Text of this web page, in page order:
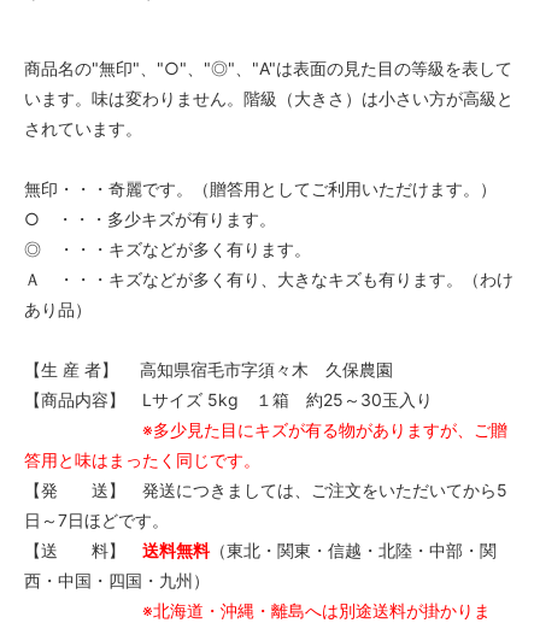
商品名の"無印"、"○"、"◎"、"A"は表面の見た目の等級を表して
います。味は変わりません。階級（大きさ）は小さい方が高級と
されています。
無印・・・奇麗です。（贈答用としてご利用いただけます。）
○ ・・・多少キズが有ります。
◎ ・・・キズなどが多く有ります。
Ａ ・・・キズなどが多く有り、大きなキズも有ります。（わけ
あり品）
【生 産 者】 高知県宿毛市字須々木 久保農園
【商品内容】 Lサイズ 5kg １箱 約25～30玉入り
※多少見た目にキズが有る物がありますが、ご贈
答用と味はまったく同じです。
【発 送】 発送につきましては、ご注文をいただいてから5
日～7日ほどです。
【送 料】 送料無料（東北・関東・信越・北陸・中部・関
西・中国・四国・九州）
※北海道・沖縄・離島へは別途送料が掛かりま